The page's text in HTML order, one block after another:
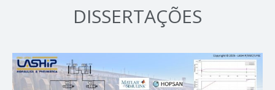
Infraestrutura
Equipe
DISSERTAÇÕES